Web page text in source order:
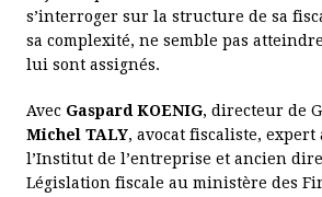
s’interroger sur la structure de sa
sa complexité, ne semble pas
lui sont assignés.
Avec Gaspard KOENIG, directeur de
Michel TALY, avocat fiscaliste, expert
l’Institut de l’entreprise et ancien
Législation fiscale au ministère des